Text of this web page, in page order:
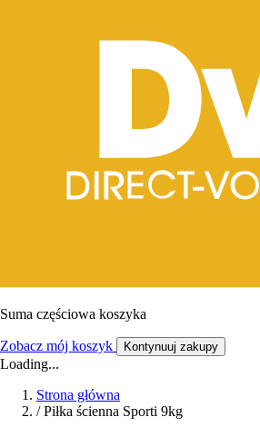
Suma częściowa koszyka
Zobacz mój koszyk Kontynuuj zakupy
Loading...
Strona główna
/ Piłka ścienna Sporti 9kg